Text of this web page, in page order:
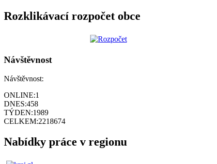
Rozklikávací rozpočet obce
Návštěvnost
Návštěvnost:
ONLINE:1
DNES:458
TÝDEN:1989
CELKEM:2218674
Nabídky práce v regionu